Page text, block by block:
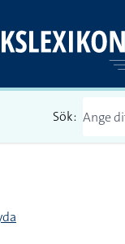
Sök: